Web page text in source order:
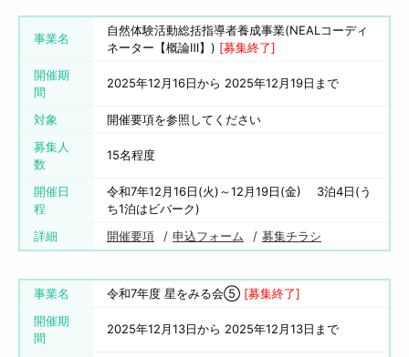
事業名
自然体験活動総括指導者養成事業(NEALコーディ
ネーター【概論Ⅲ】) [募集終了]
開催期
間
2025年12月16日から 2025年12月19日まで
対象
開催要項を参照してください
募集人
数
15名程度
開催日
程
令和7年12月16日(火)～12月19日(金) 3泊4日(う
ち1泊はビバーク)
詳細
開催要項 申込フォーム 募集チラシ
事業名 令和7年度 星をみる会⑤ [募集終了]
開催期
間
2025年12月13日から 2025年12月13日まで